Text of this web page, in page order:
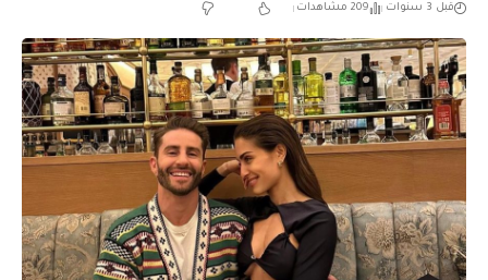
قبل 3 سنوات 209 مشاهدات